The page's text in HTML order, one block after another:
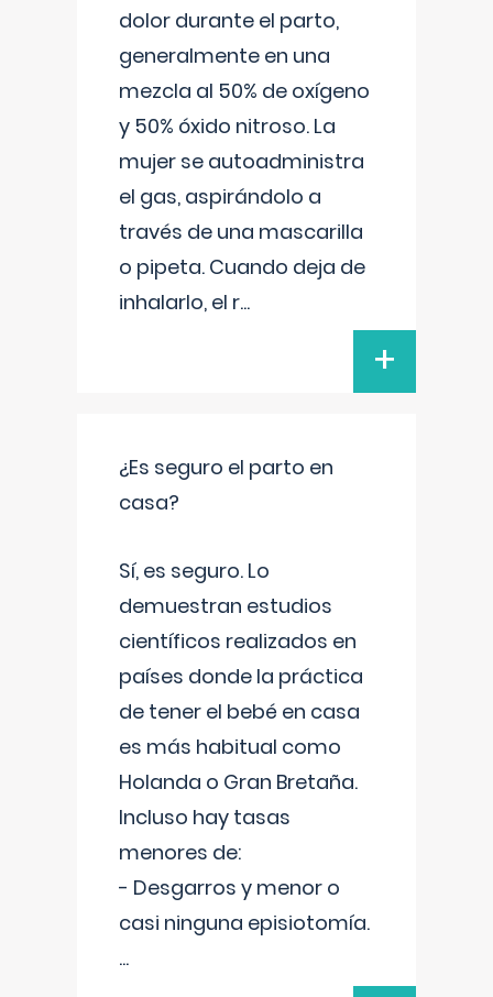
dolor durante el parto,
generalmente en una
mezcla al 50% de oxígeno
y 50% óxido nitroso. La
mujer se autoadministra
el gas, aspirándolo a
través de una mascarilla
o pipeta. Cuando deja de
inhalarlo, el r...
+
¿Es seguro el parto en
casa?
Sí, es seguro. Lo
demuestran estudios
científicos realizados en
países donde la práctica
de tener el bebé en casa
es más habitual como
Holanda o Gran Bretaña.
Incluso hay tasas
menores de:
- Desgarros y menor o
casi ninguna episiotomía.
...